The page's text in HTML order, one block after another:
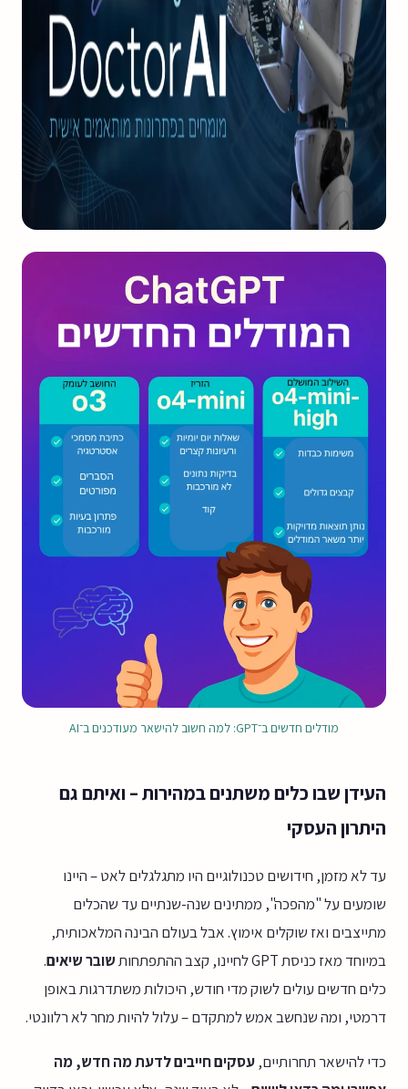
מודלים חדשים ב־GPT: למה חשוב להישאר מעודכנים ב־AI
העידן שבו כלים משתנים במהירות – ואיתם גם
היתרון העסקי
עד לא מזמן, חידושים טכנולוגיים היו מתגלגלים לאט – היינו
שומעים על "מהפכה", ממתינים שנה-שנתיים עד שהכלים
מתייצבים ואז שוקלים אימוץ. אבל בעולם הבינה המלאכותית,
במיוחד מאז כניסת GPT לחיינו, קצב ההתפתחות
שובר שיאים.
כלים חדשים עולים לשוק מדי חודש, היכולות משתדרגות באופן
דרמטי, ומה שנחשב אמש למתקדם – עלול להיות מחר לא רלוונטי.
כדי להישאר תחרותיים, עסקים חייבים לדעת מה חדש, מה